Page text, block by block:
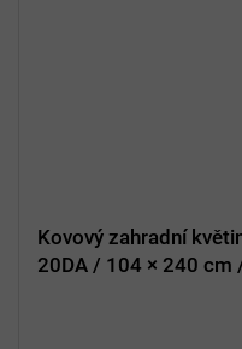
Kovový zahradní
20DA / 104 × 240 cm